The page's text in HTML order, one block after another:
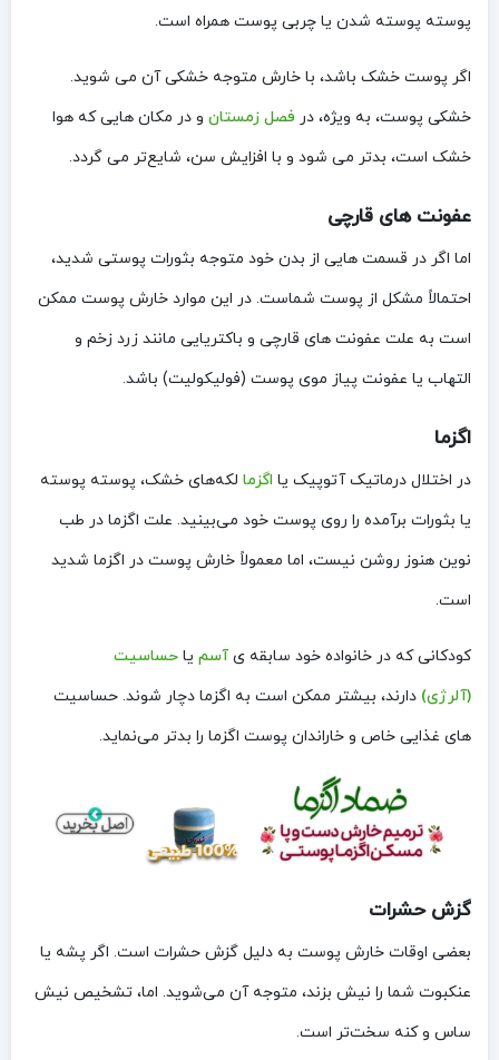
پوسته پوسته شدن یا چربی پوست همراه است.
اگر پوست خشک باشد، با خارش متوجه خشکی آن می شوید.
خشکی پوست، به ویژه، در فصل زمستان و در مکان هایی که هوا
خشک است، بدتر می شود و با افزایش سن، شایع‌تر می گردد.
عفونت های قارچی
اما اگر در قسمت هایی از بدن خود متوجه بثورات پوستی شدید،
احتمالاً مشکل از پوست شماست. در این موارد خارش پوست ممکن
است به علت عفونت های قارچی و باکتریایی مانند زرد زخم و
التهاب یا عفونت پیاز موی پوست (فولیکولیت) باشد.
اگزما
در اختلال درماتیک آتوپیک یا اگزما لکه‌های خشک، پوسته پوسته
یا بثورات برآمده را روی پوست خود می‌بینید. علت اگزما در طب
نوین هنوز روشن نیست، اما معمولاً خارش پوست‌ در اگزما شدید
است.
کودکانی که در خانواده خود سابقه یآسم یا حساسیت
(آلرژی) دارند، بیشتر ممکن است به اگزما دچار شوند. حساسیت
های غذایی خاص و خاراندان پوست اگزما را بدتر می‌نماید.
گزش حشرات
بعضی اوقات خارش پوست به دلیل گزش حشرات است. اگر پشه یا
عنکبوت شما را نیش بزند، متوجه آن می‌شوید. اما، تشخیص نیش
ساس و کنه سخت‌تر است.